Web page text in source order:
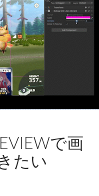
で画
たい